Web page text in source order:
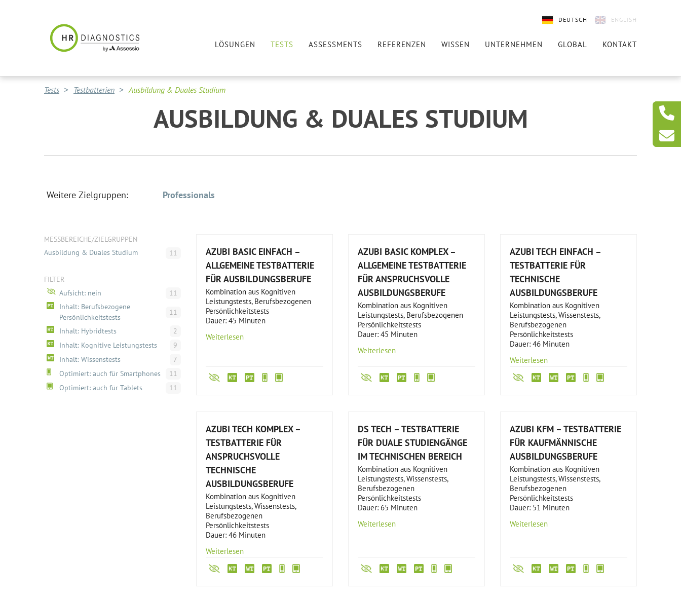
DEUTSCH ENGLISH
LÖSUNGEN TESTS ASSESSMENTS REFERENZEN WISSEN UNTERNEHMEN GLOBAL KONTAKT
Tests Testbatterien Ausbildung & Duales Studium
AUSBILDUNG & DUALES STUDIUM
Weitere Zielgruppen: Professionals
MESSBEREICHE/ZIELGRUPPEN
Ausbildung & Duales Studium
11
FILTER
Aufsicht: nein
11
Inhalt: Berufsbezogene
Persönlichkeitstests
11
Inhalt: Hybridtests
2
Inhalt: Kognitive Leistungstests
9
Inhalt: Wissenstests
7
Optimiert: auch für Smartphones
11
Optimiert: auch für Tablets
11
AZUBI BASIC EINFACH –
ALLGEMEINE TESTBATTERIE
FÜR AUSBILDUNGSBERUFE
Kombination aus Kognitiven
Leistungstests, Berufsbezogenen
Persönlichkeitstests
Dauer: 45 Minuten
Weiterlesen
AZUBI BASIC KOMPLEX –
ALLGEMEINE TESTBATTERIE
FÜR ANSPRUCHSVOLLE
AUSBILDUNGSBERUFE
Kombination aus Kognitiven
Leistungstests, Berufsbezogenen
Persönlichkeitstests
Dauer: 45 Minuten
Weiterlesen
AZUBI TECH EINFACH –
TESTBATTERIE FÜR
TECHNISCHE
AUSBILDUNGSBERUFE
Kombination aus Kognitiven
Leistungstests, Wissenstests,
Berufsbezogenen
Persönlichkeitstests
Dauer: 46 Minuten
Weiterlesen
AZUBI TECH KOMPLEX –
TESTBATTERIE FÜR
ANSPRUCHSVOLLE
TECHNISCHE
AUSBILDUNGSBERUFE
Kombination aus Kognitiven
Leistungstests, Wissenstests,
Berufsbezogenen
Persönlichkeitstests
Dauer: 46 Minuten
Weiterlesen
DS TECH – TESTBATTERIE
FÜR DUALE STUDIENGÄNGE
IM TECHNISCHEN BEREICH
Kombination aus Kognitiven
Leistungstests, Wissenstests,
Berufsbezogenen
Persönlichkeitstests
Dauer: 65 Minuten
Weiterlesen
AZUBI KFM – TESTBATTERIE
FÜR KAUFMÄNNISCHE
AUSBILDUNGSBERUFE
Kombination aus Kognitiven
Leistungstests, Wissenstests,
Berufsbezogenen
Persönlichkeitstests
Dauer: 51 Minuten
Weiterlesen